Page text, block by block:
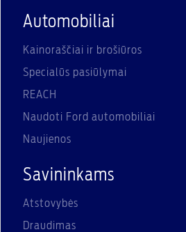
Automobiliai
Kainoraščiai ir brošiūros
Specialūs pasiūlymai
REACH
Naudoti Ford automobiliai
Naujienos
Savininkams
Atstovybės
Draudimas